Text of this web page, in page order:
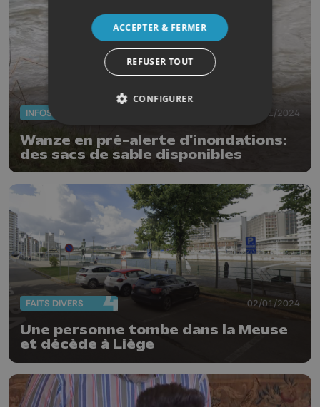
INFOS 03/01/2024
Wanze en pré-alerte d'inondations:
des sacs de sable disponibles
FAITS DIVERS 02/01/2024
Une personne tombe dans la Meuse
et décède à Liège
ACCEPTER & FERMER
REFUSER TOUT
CONFIGURER